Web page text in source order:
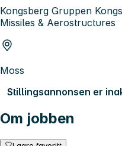
Kongsberg Gruppen
Missiles & Aerostructures
Moss
Stillingsannonsen er
Om jobben